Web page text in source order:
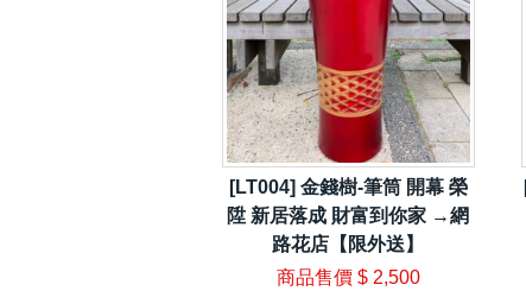
[LT004] 金錢樹-筆筒 開幕 榮
陞 新居落成 財富到你家 →網
路花店【限外送】
商品售價 $ 2,500